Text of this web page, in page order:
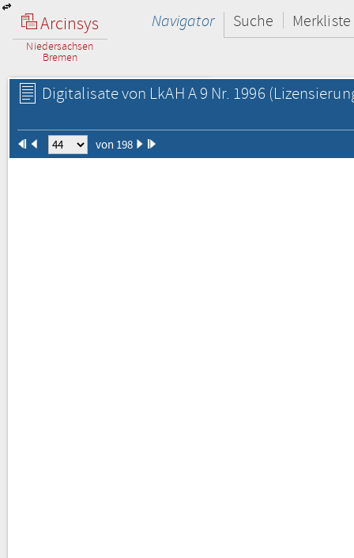
Arcinsys
Niedersachsen
Bremen
Navigator Suche Merkliste
Digitalisate von LkAH A 9 Nr. 1996
von 198